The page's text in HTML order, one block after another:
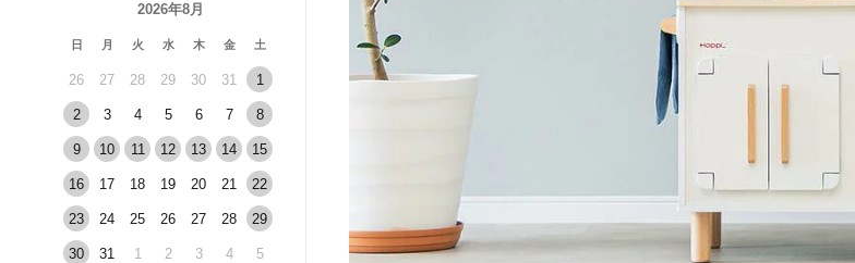
2026年8月
日 月 火 水 木 金 土
26 27 28 29 30 31 1
2 3 4 5 6 7 8
9 10 11 12 13 14 15
16 17 18 19 20 21 22
23 24 25 26 27 28 29
30 31 1 2 3 4 5